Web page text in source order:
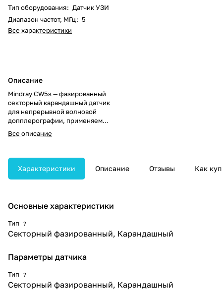
Тип оборудования: Датчик УЗИ
Диапазон частот, МГц: 5
Все характеристики
Описание
Mindray CW5s — фазированный
секторный карандашный датчик
для непрерывной волновой
допплерографии, применяемый
в кардиологии. Обеспечивает
точную оценку
используется для измерения
градиентов давления в
сердечных клапанах.
Все описание
Характеристики Описание Отзывы Как
Основные характеристики
Тип ?
Секторный фазированный, Карандашный
Параметры датчика
Тип ?
Секторный фазированный, Карандашный